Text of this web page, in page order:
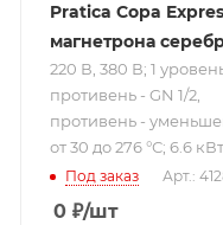
Pratica Copa Expres
магнетрона
220 В, 380 В; 1
противень - GN 1/2,
противень -
от 30 до 276 °С; 6.6 кВт
Под заказ Арт.:
0 ₽/шт